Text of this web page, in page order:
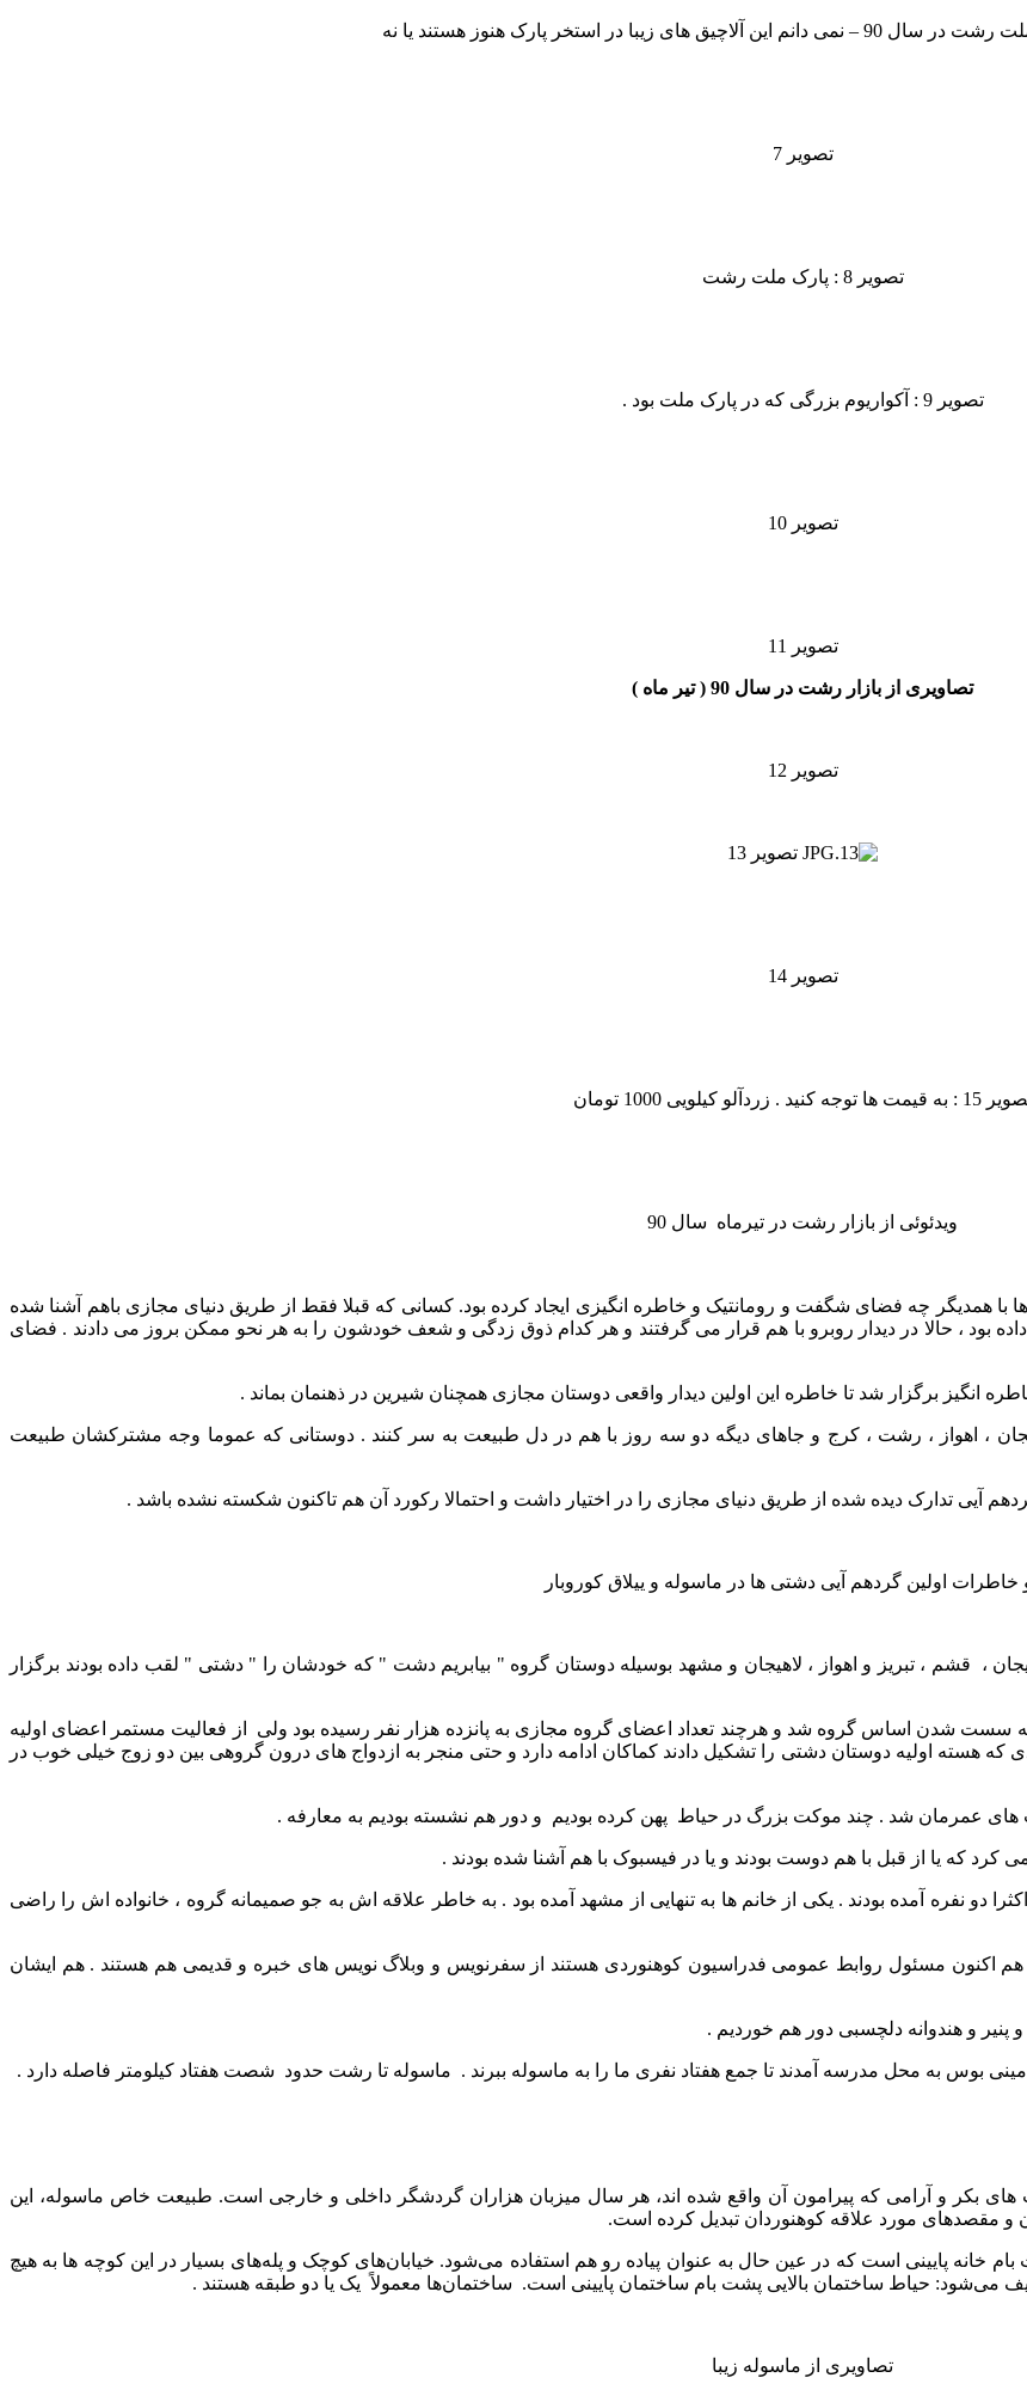
تصویر 7
تصویر 8 : پارک ملت رشت
تصویر 9 : آکواریوم بزرگی که در پارک ملت بود .
تصویر 10
تصویر 11
تصاویری از بازار رشت در سال 90 ( تیر ماه )
تصویر 12
تصویر 13
تصویر 14
به قیمت ها توجه کنید . زردآلو کیلویی 1000 تومان
ویدئوئی از بازار رشت در تیرماه سال 90
ها با همدیگر چه فضای شگفت و رومانتیک و خاطره انگیزی ایجاد کرده بود. کسانی که قبلا فقط از طریق دنیای مجازی باهم آشنا شده
بود ، حالا در دیدار روبرو با هم قرار می گرفتند و هر کدام ذوق زدگی و شعف خودشون را به هر نحو ممکن بروز می دادند . فضای
انگیز برگزار شد تا خاطره این اولین دیدار واقعی دوستان مجازی همچنان شیرین در ذهنمان بماند .
، اهواز ، رشت ، کرج و جاهای دیگه دو سه روز با هم در دل طبیعت به سر کنند . دوستانی که عموما وجه مشترکشان طبیعت
آیی تدارک دیده شده از طریق دنیای مجازی را در اختیار داشت و احتمالا رکورد آن هم تاکنون شکسته نشده باشد .
خاطرات اولین گردهم آیی دشتی ها در ماسوله و ییلاق کوروبار
، قشم ، تبریز و اهواز ، لاهیجان و مشهد بوسیله دوستان گروه " بیابریم دشت " که خودشان را " دشتی " لقب داده بودند برگزار
به سست شدن اساس گروه شد و هرچند تعداد اعضای گروه مجازی به پانزده هزار نفر رسیده بود ولی از فعالیت مستمر اعضای اولیه
که هسته اولیه دوستان دشتی را تشکیل دادند کماکان ادامه دارد و حتی منجر به ازدواج های درون گروهی بین دو زوج خیلی خوب در
عمرمان شد . چند موکت بزرگ در حیاط پهن کرده بودیم و دور هم نشسته بودیم به معارفه .
که یا از قبل با هم دوست بودند و یا در فیسبوک با هم آشنا شده بودند .
دو نفره آمده بودند . یکی از خانم ها به تنهایی از مشهد آمده بود . به خاطر علاقه اش به جو صمیمانه گروه ، خانواده اش را راضی
هم اکنون مسئول روابط عمومی فدراسیون کوهنوردی هستند از سفرنویس و وبلاگ نویس های خبره و قدیمی هم هستند . هم ایشان
و هندوانه دلچسبی دور هم خوردیم .
بوس به محل مدرسه آمدند تا جمع هفتاد نفری ما را به ماسوله ببرند . ماسوله تا رشت حدود شصت هفتاد کیلومتر فاصله دارد .
های بکر و آرامی که پیرامون آن واقع شده اند، هر سال میزبان هزاران گردشگر داخلی و خارجی است. طبیعت خاص ماسوله، این
مقصدهای مورد علاقه کوهنوردان تبدیل کرده است.
پایینی است که در عین حال به عنوان پیاده ‌رو هم استفاده می‌شود. خیابان‌های کوچک و پله‌های بسیار در این کوچه ها به هیچ
می‌شود: حیاط ساختمان بالایی پشت بام ساختمان پایینی است. ساختمان‌ها معمولاً یک یا دو طبقه هستند .
تصاویری از ماسوله زیبا